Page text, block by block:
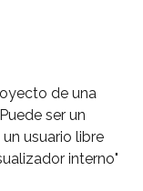
de una
ser un
usuario libre
interno"